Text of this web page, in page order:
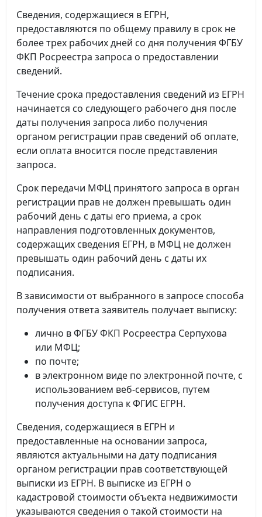
Сведения, содержащиеся в ЕГРН,
предоставляются по общему правилу в срок не
более трех рабочих дней со дня получения ФГБУ
ФКП Росреестра запроса о предоставлении
сведений.
Течение срока предоставления сведений из ЕГРН
начинается со следующего рабочего дня после
даты получения запроса либо получения
органом регистрации прав сведений об оплате,
если оплата вносится после представления
запроса.
Срок передачи МФЦ принятого запроса в орган
регистрации прав не должен превышать один
рабочий день с даты его приема, а срок
направления подготовленных документов,
содержащих сведения ЕГРН, в МФЦ не должен
превышать один рабочий день с даты их
подписания.
В зависимости от выбранного в запросе способа
получения ответа заявитель получает выписку:
лично в ФГБУ ФКП Росреестра Серпухова
или МФЦ;
по почте;
в электронном виде по электронной почте, с
использованием веб-сервисов, путем
получения доступа к ФГИС ЕГРН.
Сведения, содержащиеся в ЕГРН и
предоставленные на основании запроса,
являются актуальными на дату подписания
органом регистрации прав соответствующей
выписки из ЕГРН. В выписке из ЕГРН о
кадастровой стоимости объекта недвижимости
указываются сведения о такой стоимости на